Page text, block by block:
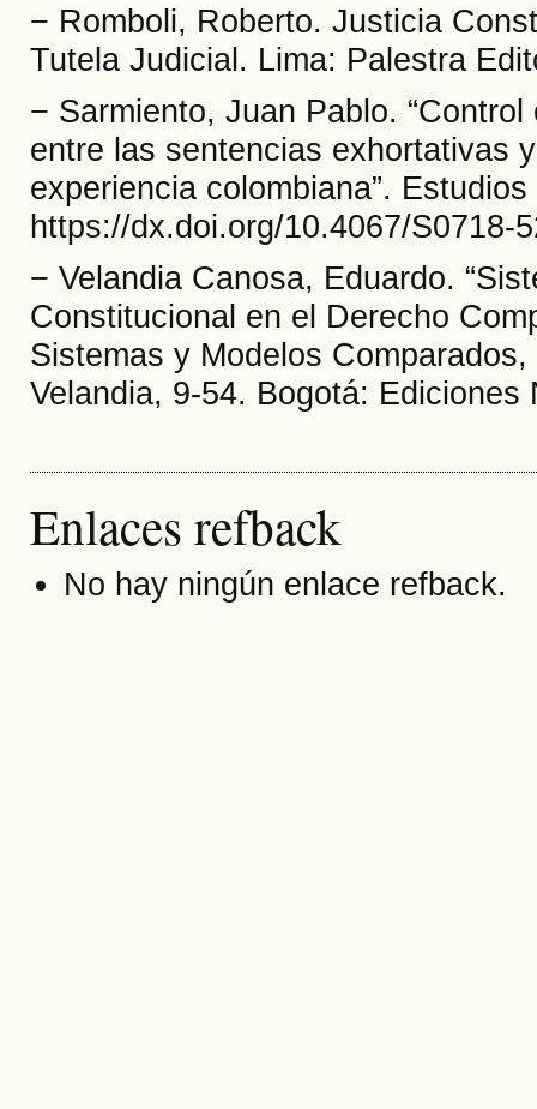
− Romboli, Roberto. Justicia
Tutela Judicial. Lima: Palestra
− Sarmiento, Juan Pablo.
entre las sentencias exhortativas
experiencia colombiana”.
https://dx.doi.org/10.4067/S0718-
− Velandia Canosa, Eduardo.
Constitucional en el Derecho
Sistemas y Modelos
Velandia, 9-54. Bogotá:
Enlaces refback
No hay ningún enlace refback.